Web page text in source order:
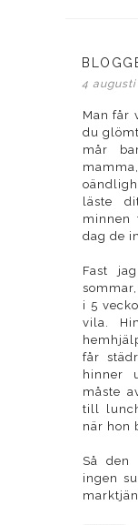
4 augusti
Man får
du
mår
läste
minnen
dag de
Fast
i 5
vila.
får
hinner
måste
till
när hon
Så den
ingen